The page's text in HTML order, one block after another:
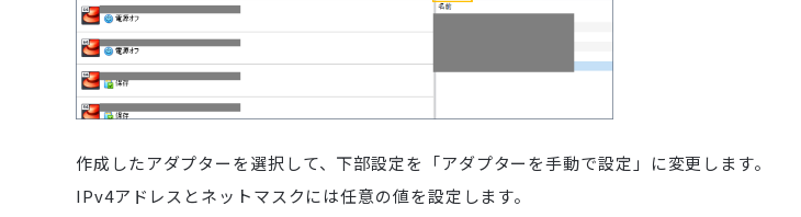
作成したアダプターを選択して、下部設定を「アダプターを手動で設定」に変更します。
IPv4アドレスとネットマスクには任意の値を設定します。